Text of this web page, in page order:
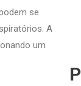
se
A
um